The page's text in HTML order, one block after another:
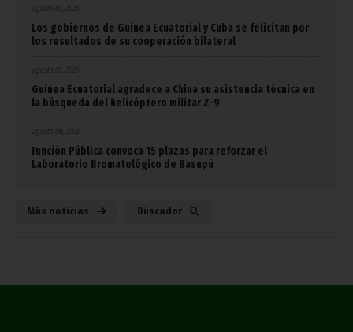
agosto 07, 2026
Los gobiernos de Guinea Ecuatorial y Cuba se felicitan por
los resultados de su cooperación bilateral
agosto 07, 2026
Guinea Ecuatorial agradece a China su asistencia técnica en
la búsqueda del helicóptero militar Z-9
agosto 06, 2026
Función Pública convoca 15 plazas para reforzar el
Laboratorio Bromatológico de Basupú
Más noticias Búscador